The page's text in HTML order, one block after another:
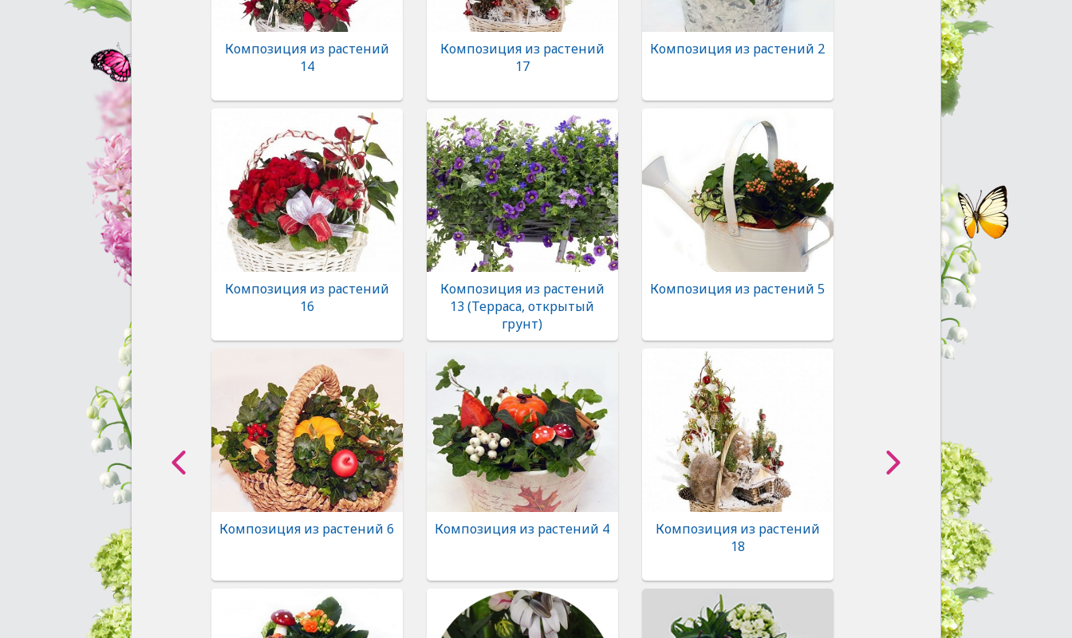
Композиция из растений
14
Композиция из растений
17
Композиция из растений 2
Композиция из растений
16
Композиция из растений
13 (Терраса, открытый
грунт)
Композиция из растений 5
Композиция из растений 6 Композиция из растений 4
Композиция из растений
18